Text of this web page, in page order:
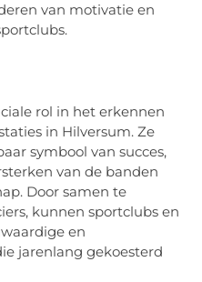
van motivatie en
rol in het erkennen
in Hilversum. Ze
symbool van succes,
van de banden
Door samen te
kunnen sportclubs en
en
jarenlang gekoesterd